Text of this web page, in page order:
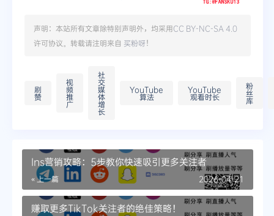
声明：本站所有文章除特别声明外，均采用CC BY-NC-SA 4.0
许可协议。转载请注明来自 买粉呀！
刷
赞
视
频
推
广
社
交
媒
体
增
长
YouTube
算法
YouTube
观看时长
粉
丝
库
Ins营销攻略：5步教你快速吸引更多关注者
« 上一篇 2026-04-21
赚取更多TikTok关注者的绝佳策略！